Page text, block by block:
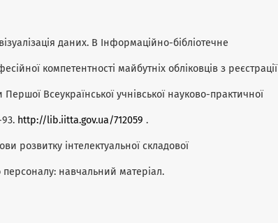
даних. В Інформаційно-бібліотечне
компетентності майбутніх обліковців з реєстрації
Всеукраїнської учнівської науково-практичної
http://lib.iitta.gov.ua/712059 .
розвитку інтелектуальної складової
персоналу: навчальний матеріал.